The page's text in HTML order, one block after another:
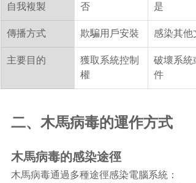
自我複製 否 是
傳播方式 欺騙用戶安裝 感染其他
主要目的
獲取系統控制
權
破壞系統
件
二、木馬病毒的運作方式
木馬病毒的感染途徑
木馬病毒通過多種途徑感染電腦系統：